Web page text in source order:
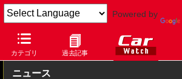
Powered by
カテゴリ 過去記事
Car Watch 自動車 ATTO 3
ニュース